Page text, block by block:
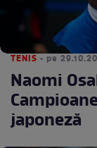
TENIS • pe
Naomi
japoneză